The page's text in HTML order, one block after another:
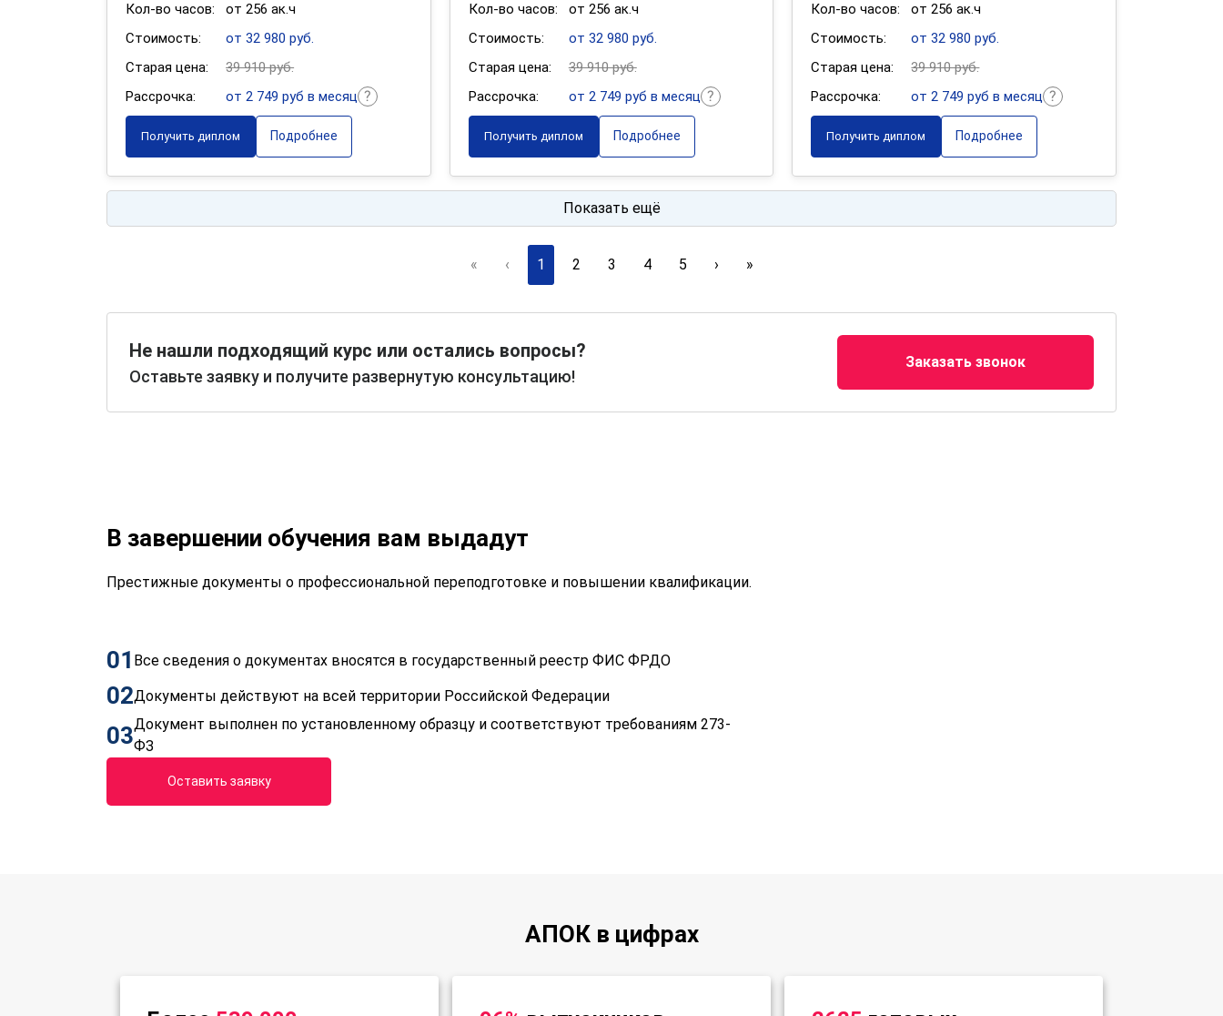
Кол-во часов:
от 256 ак.ч
Стоимость:
от 32 980 руб.
Старая цена:
39 910 руб.
Рассрочка:
от 2 749 руб в месяц
Получить диплом Подробнее
Кол-во часов:
от 256 ак.ч
Стоимость:
от 32 980 руб.
Старая цена:
39 910 руб.
Рассрочка:
от 2 749 руб в месяц
Получить диплом Подробнее
Кол-во часов:
от 256 ак.ч
Стоимость:
от 32 980 руб.
Старая цена:
39 910 руб.
Рассрочка:
от 2 749 руб в месяц
Получить диплом Подробнее
Показать ещё
« ‹ 1 2 3 4 5 › »
Не нашли подходящий курс или остались вопросы?
Оставьте заявку и получите развернутую консультацию!
Заказать звонок
В завершении обучения вам выдадут
Престижные документы о профессиональной переподготовке и повышении квалификации.
01 Все сведения о документах вносятся в государственный реестр ФИС ФРДО
02Документы действуют на всей территории Российской Федерации
03Документ выполнен по установленному образцу и соответствуют требованиям 273-
ФЗ
Оставить заявку
АПОК в цифрах